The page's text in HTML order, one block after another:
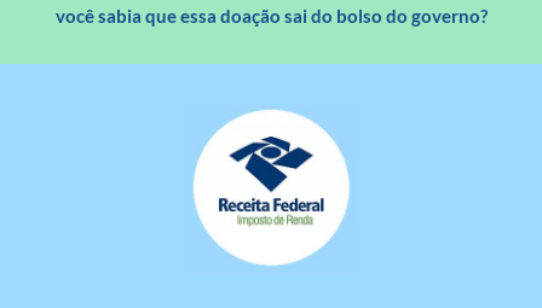
você sabia que essa doação sai do bolso do governo?
imposto de renda para uma instituição e que esse
dinheiro deixa de ir para o governo?
saiba mais